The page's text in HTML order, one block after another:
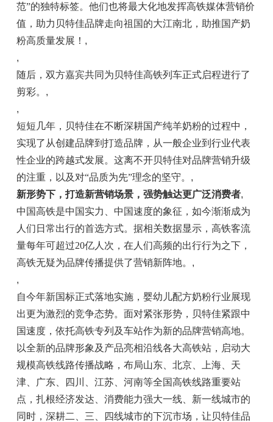
范”的独特标签。他们也将最大化地发挥高铁媒体营销价
值，助力贝特佳品牌走向祖国的大江南北，助推国产奶
粉高质量发展！ ,
,
随后，双方嘉宾共同为贝特佳高铁列车正式启程进行了
剪彩。 ,
,
短短几年，贝特佳在不断深耕国产纯羊奶粉的过程中，
实现了从创建品牌到打造品牌，从一般企业到行业代表
性企业的跨越式发展。这离不开贝特佳对品牌营销升级
的注重，以及对“品质为先”理念的坚守。 ,
新形势下，打造新营销场景，强势触达更广泛消费者,
中国高铁是中国实力、中国速度的象征，如今渐渐成为
人们日常出行的首选方式。据相关数据显示，高铁客流
量每年可超过20亿人次，在人们高频的出行行为之下，
高铁无疑为品牌传播提供了营销新阵地。 ,
,
自今年新国标正式落地实施，婴幼儿配方奶粉行业展现
出更为激烈的竞争态势。面对紧张形势，贝特佳紧跟中
国速度，依托高铁专列及车站作为新的品牌营销高地。
以全新的品牌形象及产品亮相沿线各大高铁站，启动大
规模高铁线路传播战略，布局山东、北京、上海、天
津、广东、四川、江苏、河南等全国高铁线路重要站
点，扎根经济发达、消费能力强大一线、新一线城市的
同时，深耕二、三、四线城市的下沉市场，让贝特佳品